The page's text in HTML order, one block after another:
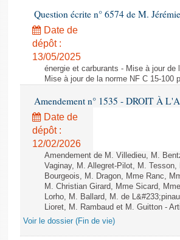
Question écrite n° 6574 de M.
Date de
dépôt :
13/05/2025
énergie et carburants - Mise à jour de
Mise à jour de la norme NF C 15-100
Amendement n° 1535 - DROIT À
Date de
dépôt :
12/02/2026
Amendement de M. Villedieu, M.
Vaginay, M. Allegret-Pilot, M.
Bourgeois, M. Dragon, Mme Ranc,
M. Christian Girard, Mme Sicard,
Lorho, M. Ballard, M. de
Lioret, M. Rambaud et M. Guitton -
Voir le dossier (Fin de vie)